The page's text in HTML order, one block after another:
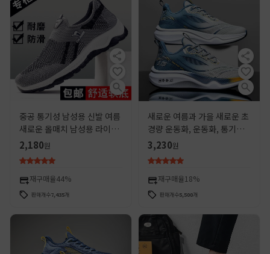
중공 통기성 남성용 신발 여름
새로운 올매치 남성용 라이트
런닝 슈즈 슬립 온 메쉬 등산
신발 도매
2,180원
재구매율44%
판매개수7,435개
새로운 여름과 가을 새로운 초
경량 운동화, 운동화, 통기성,
충격 흡수, 부드러운 밑창 학
생 신발, 경량 운동화, 남성 신
발
3,230원
재구매율 18%
판매개수5,500개